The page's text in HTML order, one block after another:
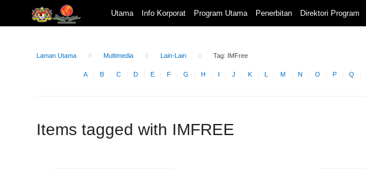
Utama Info Korporat Program Utama Penerbitan Direktori Program
Laman Utama Multimedia Lain-Lain Tag: IMFree
A B C D E F G H I J K L M N O P Q
Items tagged with IMFREE